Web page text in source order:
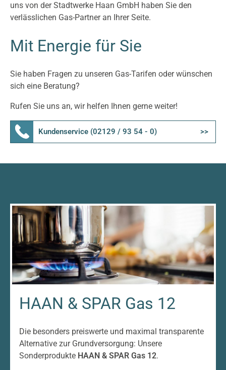
uns von der Stadtwerke Haan GmbH haben Sie den
verlässlichen Gas-Partner an Ihrer Seite.
Mit Energie für Sie
Sie haben Fragen zu unseren Gas-Tarifen oder wünschen
sich eine Beratung?
Rufen Sie uns an, wir helfen Ihnen gerne weiter!
Kundenservice (02129 / 93 54 - 0)
HAAN & SPAR Gas 12
Die besonders preiswerte und maximal transparente
Alternative zur Grundversorgung: Unsere
Sonderprodukte HAAN & SPAR Gas 12.
Anbieter:
Google LLC
Statistik
Google Analytics
Google LLC
2 Jahre
Anbieter:
Google